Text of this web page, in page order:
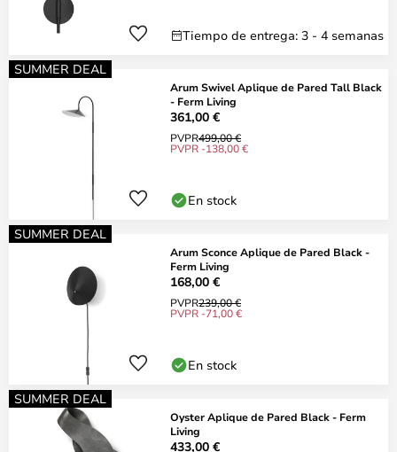
Tiempo de entrega: 3 - 4 semanas
SUMMER DEAL
Arum Swivel Aplique de Pared Tall Black
- Ferm Living
361,00 €
PVPR499,00 €
PVPR -138,00 €
En stock
SUMMER DEAL
Arum Sconce Aplique de Pared Black -
Ferm Living
168,00 €
PVPR239,00 €
PVPR -71,00 €
En stock
SUMMER DEAL
Oyster Aplique de Pared Black - Ferm
Living
433,00 €